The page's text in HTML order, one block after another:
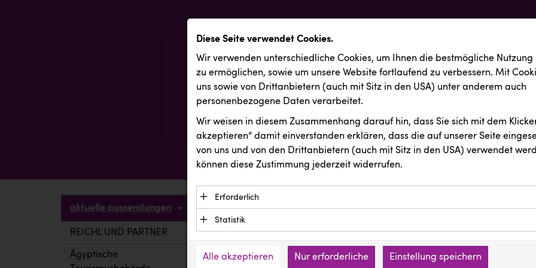
aktuelle aussendungen
REICHL UND PARTNER
Ägyptische
Diese Seite verwendet Cookies.
Wir verwenden unterschiedliche Cookies, um Ihnen die best­mögliche Nutzung
zu ermöglichen, sowie um unsere Website fortlaufend zu verbessern. Mit
uns sowie von Drittanbietern (auch mit Sitz in den USA) unter anderem auch
personenbezogene Daten verarbeitet.
Wir weisen in diesem Zusammenhang darauf hin, dass Sie sich mit dem
akzeptieren“ damit ein­ver­standen erklären, dass die auf unserer Seite
von uns und von den Drittanbietern (auch mit Sitz in den USA) verwendet
können diese Zustimmung jederzeit widerrufen.
Erforderlich
Essenzielle Cookies ermöglichen grundlegende Funktionen und sind für die
Funktion der Website erforderlich. Diese Cookies speichern keine
Daten und werden an keine Dritten übermittelt.
Anbieter: Eigentümer der Website (Erstanbieter)
Statistik
verstehen, wie unsere Besucher unsere Website nutzen.
Alle akzeptieren Nur erforderliche Einstellung speichern